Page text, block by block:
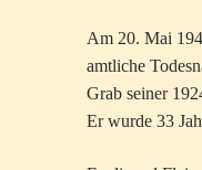
Am 20. Mai
amtliche
Grab seiner
Er wurde 33